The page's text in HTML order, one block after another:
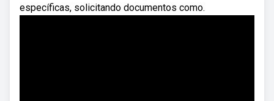
específicas, solicitando documentos como.